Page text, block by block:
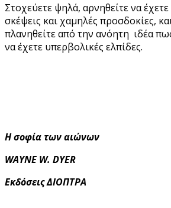
Στοχεύετε ψηλά, αρνηθείτε να
σκέψεις και χαμηλές προσδοκίες,
πλανηθείτε από την ανόητη ιδέα
να έχετε υπερβολικές ελπίδες.
Η σοφία των αιώνων
WAYNE W. DYER
Εκδόσεις ΔΙΟΠΤΡΑ